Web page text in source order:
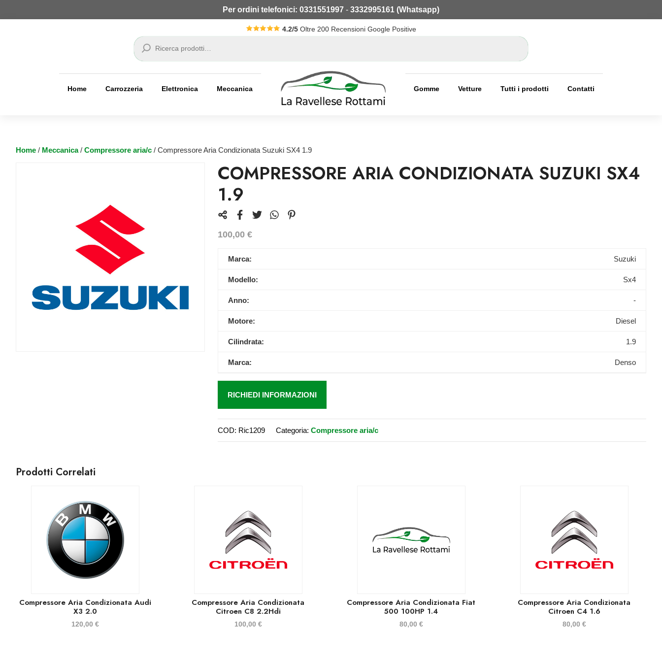
Per ordini telefonici: 0331551997 - 3332995161 (Whatsapp)
4.2/5 Oltre 200 Recensioni Google Positive
Cerca
Home Carrozzeria Elettronica Meccanica Gomme Vetture Tutti i prodotti Contatti
Home / Meccanica/ Compressore aria/c / Compressore Aria Condizionata Suzuki SX4 1.9
COMPRESSORE ARIA CONDIZIONATA SUZUKI SX4
1.9
100,00 €
Marca: Suzuki
Modello: Sx4
Anno: -
Motore: Diesel
Cilindrata: 1.9
Marca: Denso
RICHIEDI INFORMAZIONI
COD: Ric1209 Categoria: Compressore aria/c
Prodotti Correlati
Compressore Aria Condizionata Audi
X3 2.0
120,00€
Compressore Aria Condizionata
Citroen C8 2.2Hdi
100,00 €
Compressore Aria Condizionata Fiat
500 100HP 1.4
80,00 €
Compressore Aria Condizionata
Citroen C4 1.6
80,00 €